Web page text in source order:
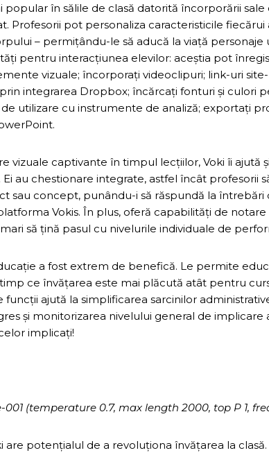
popular în sălile de clasă datorită încorporării
Profesorii pot personaliza caracteristicile fiecărui
– permițându-le să aducă la viață personaje
pentru interacțiunea elevilor: aceștia pot
vizuale; încorporați videoclipuri; link-uri
integrarea Dropbox; încărcați fonturi și culori
utilizare cu instrumente de analiză; exportați
vizuale captivante în timpul lecțiilor, Voki îi ajută
au chestionare integrate, astfel încât profesorii
sau concept, punându-i să răspundă la
Vokis. În plus, oferă capabilități de
să țină pasul cu nivelurile individuale de
a fost extrem de benefică. Le permite
ce învățarea este mai plăcută atât pentru
funcții ajută la simplificarea sarcinilor
și monitorizarea nivelului general de implicare
implicați!
(temperature 0.7, max length 2000, top P 1,
are potențialul de a revoluționa învățarea la